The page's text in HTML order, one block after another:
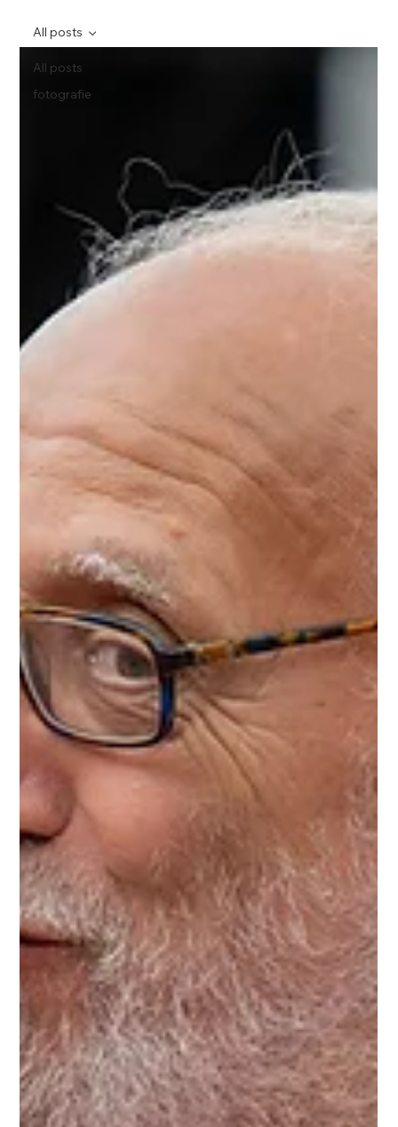
All posts
fotografie
All posts